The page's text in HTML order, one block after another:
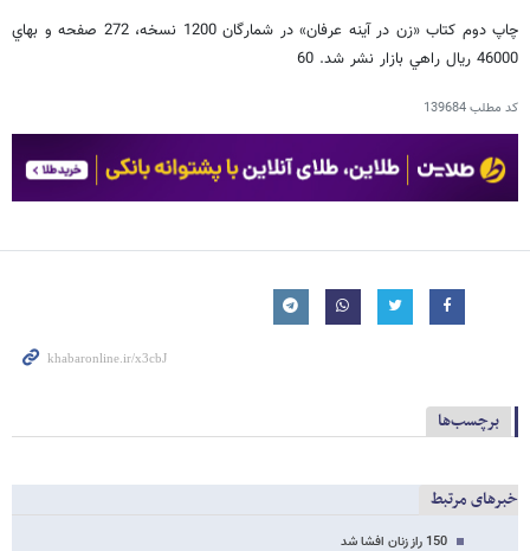
ﭼﺎﭖ ﺩﻭﻡ ﻛﺘﺎﺏ «ﺯﻥ ﺩﺭ ﺁﻳﻨﻪ ﻋﺮﻓﺎﻥ» ﺩﺭ ﺷﻤﺎﺭﮔﺎﻥ 1200 ﻧﺴﺨﻪ، 272 ﺻﻔﺤﻪ ﻭ ﺑﻬﺎﻱ
46000 ﺭﻳﺎﻝ ﺭﺍﻫﻲ ﺑﺎﺯﺍﺭ ﻧﺸﺮ ﺷﺪ. 60
کد مطلب139684
برچسب‌ها
خبرهای مرتبط
150 راز زنان افشا شد